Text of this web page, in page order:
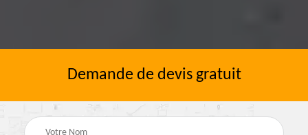
Demande de devis gratuit